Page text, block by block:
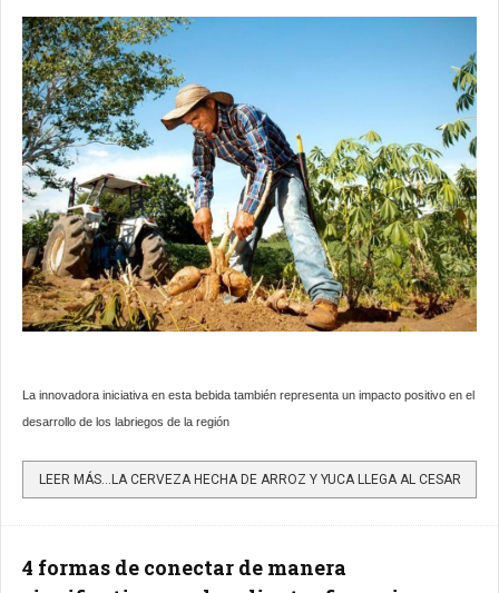
La innovadora iniciativa en esta bebida también representa un impacto positivo en el
desarrollo de los labriegos de la región
LEER MÁS…LA CERVEZA HECHA DE ARROZ Y YUCA LLEGA AL CESAR
4 formas de conectar de manera